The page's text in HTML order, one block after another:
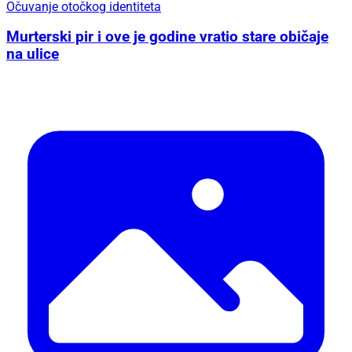
Očuvanje otočkog identiteta
Murterski pir i ove je godine vratio stare običaje
na ulice